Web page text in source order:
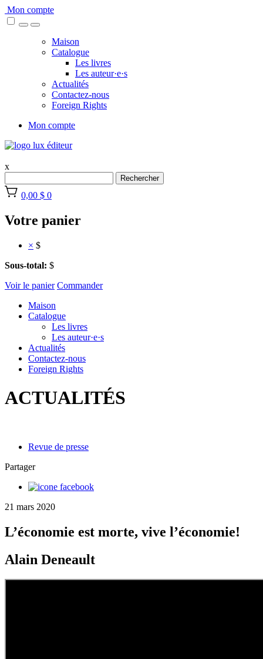
Skip
to
Mon compte
Maison
Catalogue
Les livres
Les auteur·e·s
Actualités
Contactez-nous
Foreign Rights
Mon compte
x
Rechercher
0,00 $ 0
Votre panier
× $
Sous-total: $
Voir le panier Commander
Maison
Catalogue
Les livres
Les auteur·e·s
Actualités
Contactez-nous
Foreign Rights
ACTUALITÉS
Revue de presse
Partager
21 mars 2020
L’économie est morte, vive l’économie!
Alain Deneault